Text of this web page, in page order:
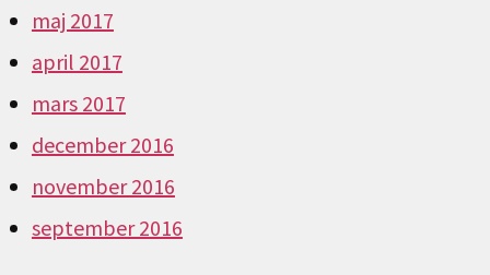
maj 2017
april 2017
mars 2017
december 2016
november 2016
september 2016